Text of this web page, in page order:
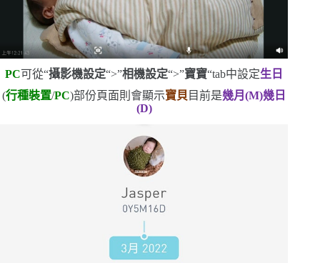
PC可從“攝影機設定“>”相機設定“>”寶寶“tab中設定生日
(行種裝置/PC)部份頁面則會顯示寶貝 目前是幾月(M)幾日
(D)